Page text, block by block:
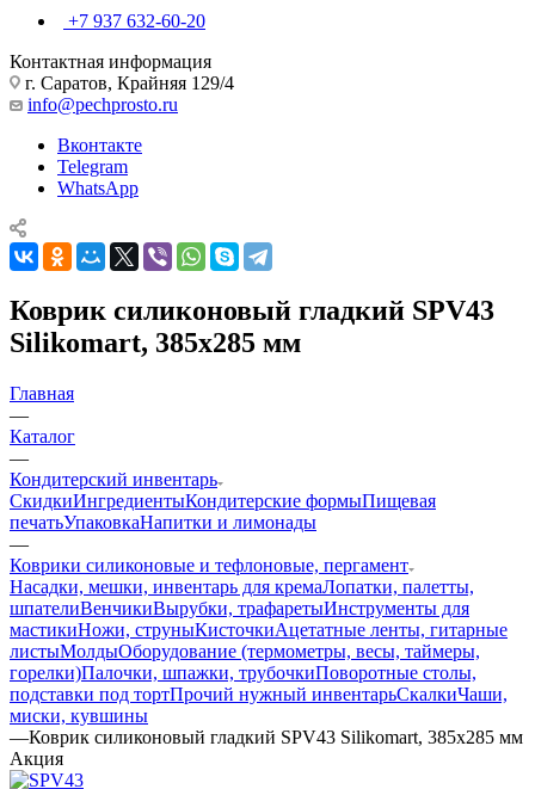
+7 937 632-60-20
Контактная информация
г. Саратов, Крайняя 129/4
info@pechprosto.ru
Вконтакте
Telegram
WhatsApp
Коврик силиконовый гладкий SPV43
Silikomart, 385х285 мм
Главная
—
Каталог
—
Кондитерский инвентарь
СкидкиИнгредиентыКондитерские формыПищевая
печатьУпаковкаНапитки и лимонады
—
Коврики силиконовые и тефлоновые, пергамент
Насадки, мешки, инвентарь для кремаЛопатки, палетты,
шпателиВенчикиВырубки, трафаретыИнструменты для
мастикиНожи, струныКисточкиАцетатные ленты, гитарные
листыМолдыОборудование (термометры, весы, таймеры,
горелки)Палочки, шпажки, трубочкиПоворотные столы,
подставки под тортПрочий нужный инвентарьСкалкиЧаши,
миски, кувшины
—Коврик силиконовый гладкий SPV43 Silikomart, 385х285 мм
Акция